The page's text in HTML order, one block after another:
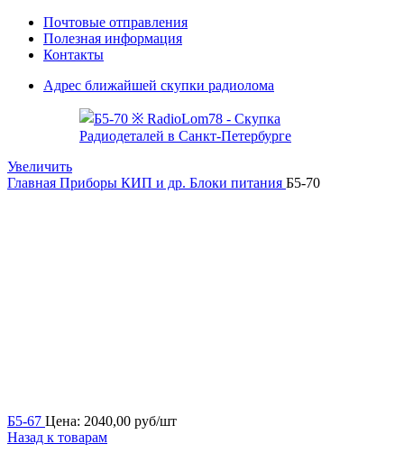
Почтовые отправления
Полезная информация
Контакты
Адрес ближайшей скупки радиолома
Увеличить
Главная Приборы КИП и др. Блоки питания Б5-70
Б5-67 Цена: 2040,00 руб/шт
Назад к товарам